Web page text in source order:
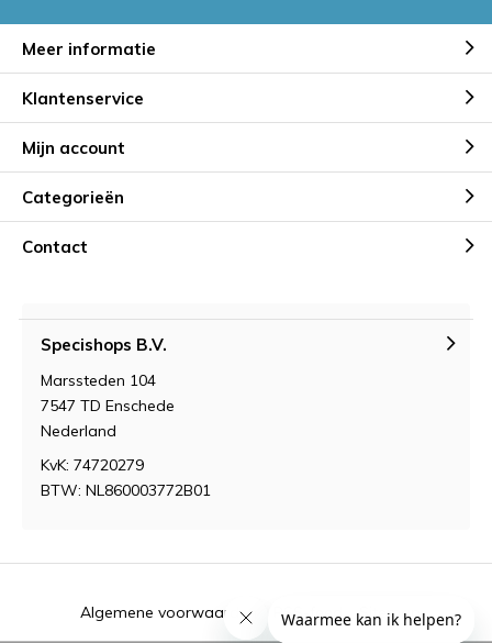
Meer informatie
Klantenservice
Mijn account
Categorieën
Contact
Specishops B.V.
Marssteden 104
7547 TD Enschede
Nederland
KvK: 74720279
BTW: NL860003772B01
Algemene voorwaarden RSS-feed Sitemap